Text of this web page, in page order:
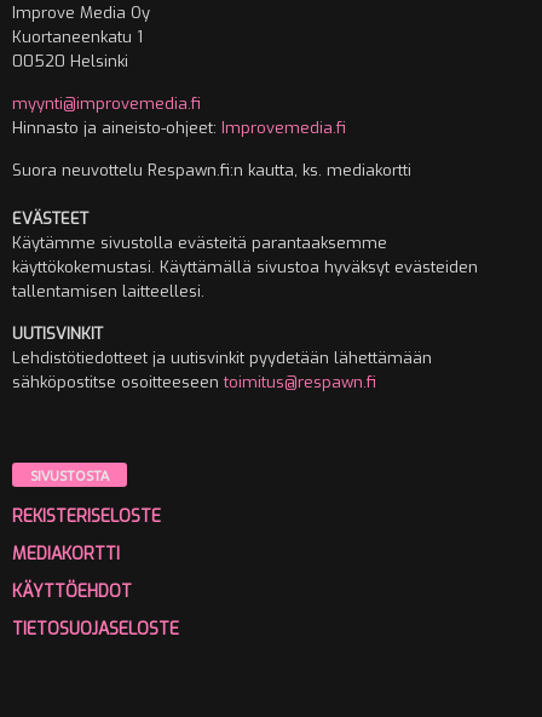
Improve Media Oy
Kuortaneenkatu 1
00520 Helsinki
myynti@improvemedia.fi
Hinnasto ja aineisto-ohjeet: Improvemedia.fi
Suora neuvottelu Respawn.fi:n kautta, ks. mediakortti
EVÄSTEET
Käytämme sivustolla evästeitä parantaaksemme
käyttökokemustasi. Käyttämällä sivustoa hyväksyt evästeiden
tallentamisen laitteellesi.
UUTISVINKIT
Lehdistötiedotteet ja uutisvinkit pyydetään lähettämään
sähköpostitse osoitteeseentoimitus@respawn.fi
SIVUSTOSTA
REKISTERISELOSTE
MEDIAKORTTI
KÄYTTÖEHDOT
TIETOSUOJASELOSTE